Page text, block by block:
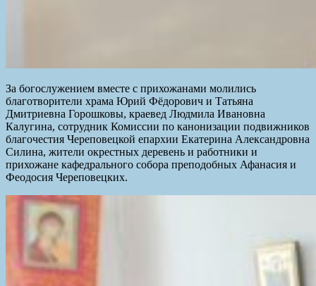
За богослужением вместе с прихожанами молились
благотворители храма Юрий Фёдорович и Татьяна
Дмитриевна Горошковы, краевед Людмила Ивановна
Калугина, сотрудник Комиссии по канонизации подвижников
благочестия Череповецкой епархии Екатерина Александровна
Силина, жители окрестных деревень и работники и
прихожане кафедрального собора преподобных Афанасия и
Феодосия Череповецких.